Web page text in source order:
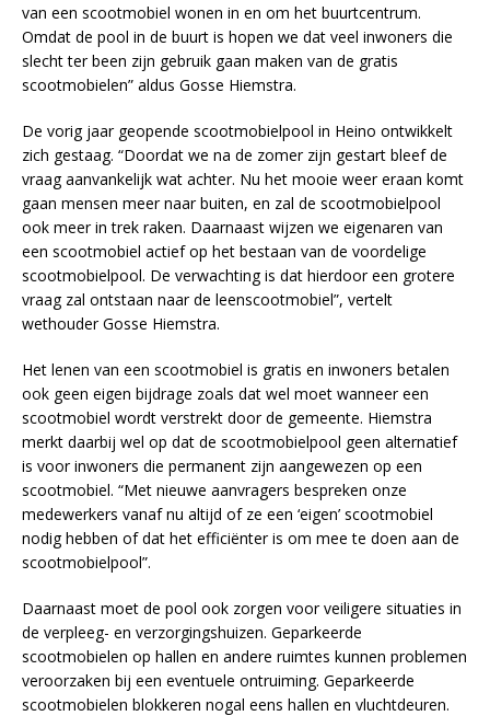
van een scootmobiel wonen in en om het buurtcentrum.
Omdat de pool in de buurt is hopen we dat veel inwoners die
slecht ter been zijn gebruik gaan maken van de gratis
scootmobielen” aldus Gosse Hiemstra.
De vorig jaar geopende scootmobielpool in Heino ontwikkelt
zich gestaag. “Doordat we na de zomer zijn gestart bleef de
vraag aanvankelijk wat achter. Nu het mooie weer eraan komt
gaan mensen meer naar buiten, en zal de scootmobielpool
ook meer in trek raken. Daarnaast wijzen we eigenaren van
een scootmobiel actief op het bestaan van de voordelige
scootmobielpool. De verwachting is dat hierdoor een grotere
vraag zal ontstaan naar de leenscootmobiel”, vertelt
wethouder Gosse Hiemstra.
Het lenen van een scootmobiel is gratis en inwoners betalen
ook geen eigen bijdrage zoals dat wel moet wanneer een
scootmobiel wordt verstrekt door de gemeente. Hiemstra
merkt daarbij wel op dat de scootmobielpool geen alternatief
is voor inwoners die permanent zijn aangewezen op een
scootmobiel. “Met nieuwe aanvragers bespreken onze
medewerkers vanaf nu altijd of ze een ‘eigen’ scootmobiel
nodig hebben of dat het efficiënter is om mee te doen aan de
scootmobielpool”.
Daarnaast moet de pool ook zorgen voor veiligere situaties in
de verpleeg- en verzorgingshuizen. Geparkeerde
scootmobielen op hallen en andere ruimtes kunnen problemen
veroorzaken bij een eventuele ontruiming. Geparkeerde
scootmobielen blokkeren nogal eens hallen en vluchtdeuren.